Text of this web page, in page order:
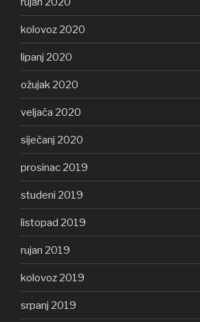
kolovoz 2020
lipanj 2020
ožujak 2020
veljača 2020
siječanj 2020
prosinac 2019
studeni 2019
listopad 2019
rujan 2019
kolovoz 2019
srpanj 2019